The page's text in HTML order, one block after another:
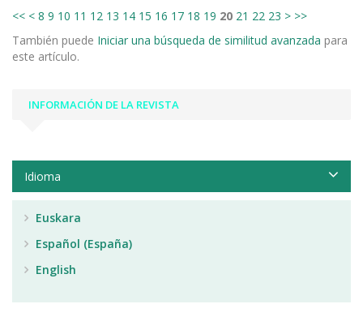
<< < 8 9 10 11 12 13 14 15 16 17 18 19 20 21 22 23 > >>
También puede Iniciar una búsqueda de similitud avanzada para
este artículo.
INFORMACIÓN DE LA REVISTA
Idioma
Euskara
Español (España)
English